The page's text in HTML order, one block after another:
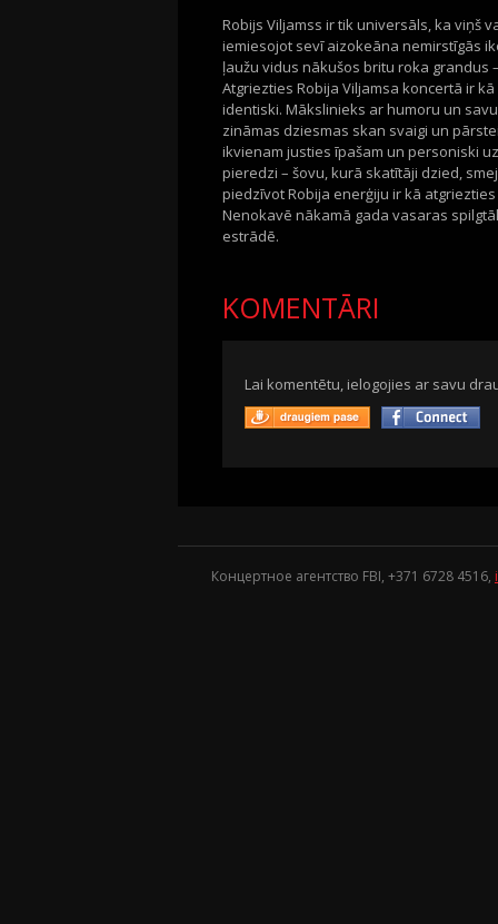
Robijs Viljamss ir tik universāls, ka viņš
iemiesojot sevī aizokeāna nemirstīgās
ļaužu vidus nākušos britu roka grandus
Atgriezties Robija Viljamsa koncertā ir
identiski. Mākslinieks ar humoru un
zināmas dziesmas skan svaigi un
ikvienam justies īpašam un personiski
pieredzi – šovu, kurā skatītāji dzied,
piedzīvot Robija enerģiju ir kā
Nenokavē nākamā gada vasaras
estrādē.
KOMENTĀRI
Lai komentētu, ielogojies ar savu
Концертное агентство FBI, +371 6728 4516,